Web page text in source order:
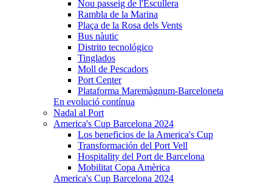
Nou passeig de l'Escullera
Rambla de la Marina
Plaça de la Rosa dels Vents
Bus nàutic
Distrito tecnológico
Tinglados
Moll de Pescadors
Port Center
Plataforma Maremàgnum-Barceloneta
En evolució contínua
Nadal al Port
America's Cup Barcelona 2024
Los beneficios de la America's Cup
Transformación del Port Vell
Hospitality del Port de Barcelona
Mobilitat Copa Amèrica
America's Cup Barcelona 2024